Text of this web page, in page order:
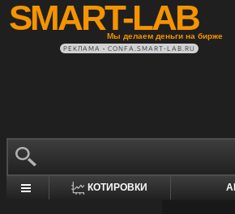
SMART-LAB
Мы делаем деньги на бирже
РЕКЛАМА • CONFA.SMART-LAB.RU
КОТИРОВКИ